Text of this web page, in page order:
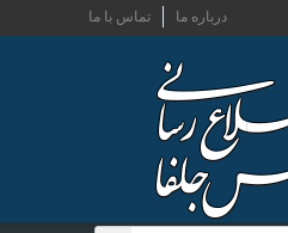
تماس با ما درباره ما